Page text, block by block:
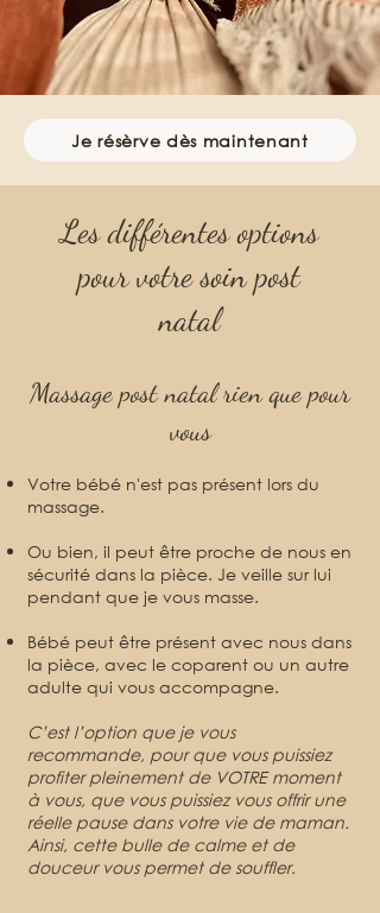
Je résèrve dès maintenant
Les différentes options
pour votre soin post
natal
Massage post natal rien que pour
vous
Votre bébé n'est pas présent lors du
massage.
Ou bien, il peut être proche de nous en
sécurité dans la pièce. Je veille sur lui
pendant que je vous masse.
Bébé peut être présent avec nous dans
la pièce, avec le coparent ou un autre
adulte qui vous accompagne.
C’est l’option que je vous
recommande, pour que vous puissiez
profiter pleinement de VOTRE moment
à vous, que vous puissiez vous offrir une
réelle pause dans votre vie de maman.
Ainsi, cette bulle de calme et de
douceur vous permet de souffler.